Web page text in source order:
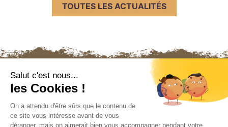
TOUTES LES ACTUALITÉS